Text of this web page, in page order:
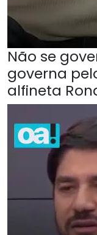
Não se
governa
alfineta